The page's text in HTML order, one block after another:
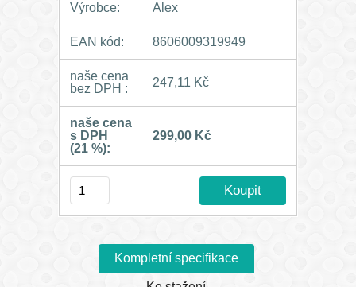
Výrobce: Alex
EAN kód: 8606009319949
naše cena
bez DPH :
247,11 Kč
naše cena
s DPH
(21 %):
299,00 Kč
Kompletní specifikace